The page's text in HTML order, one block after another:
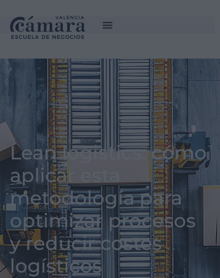
Lean logistics: cómo
aplicar esta
metodología para
optimizar procesos
y reducir costes
logísticos